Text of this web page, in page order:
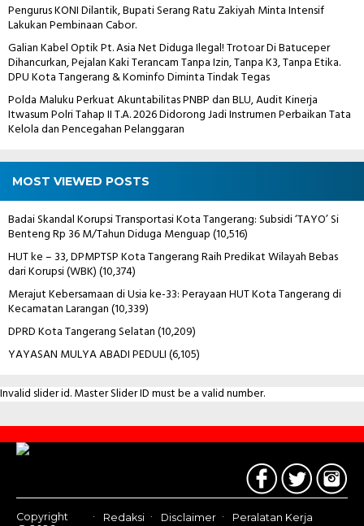
Pengurus KONI Dilantik, Bupati Serang Ratu Zakiyah Minta Intensif
Lakukan Pembinaan Cabor.
Galian Kabel Optik Pt. Asia Net Diduga Ilegal! Trotoar Di Batuceper
Dihancurkan, Pejalan Kaki Terancam Tanpa Izin, Tanpa K3, Tanpa Etika.
DPU Kota Tangerang & Kominfo Diminta Tindak Tegas
Polda Maluku Perkuat Akuntabilitas PNBP dan BLU, Audit Kinerja
Itwasum Polri Tahap II T.A. 2026 Didorong Jadi Instrumen Perbaikan Tata
Kelola dan Pencegahan Pelanggaran
MOST VIEWED POSTS
Badai Skandal Korupsi Transportasi Kota Tangerang: Subsidi ‘TAYO’ Si
Benteng Rp 36 M/Tahun Diduga Menguap(10,516)
HUT ke – 33, DPMPTSP Kota Tangerang Raih Predikat Wilayah Bebas
dari Korupsi (WBK)(10,374)
Merajut Kebersamaan di Usia ke-33: Perayaan HUT Kota Tangerang di
Kecamatan Larangan(10,339)
DPRD Kota Tangerang Selatan(10,209)
YAYASAN MULYA ABADI PEDULI(6,105)
Invalid slider id. Master Slider ID must be a valid number.
Contact
Us
Copyright
Redaksi Disclaimer Peralatan Kerja